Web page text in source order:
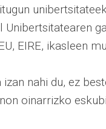
EIRE, ikasleen
nahi du, ez
oinarrizko